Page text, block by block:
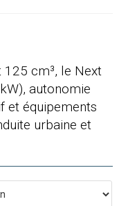
cm³, le Next
autonomie
et équipements
urbaine et